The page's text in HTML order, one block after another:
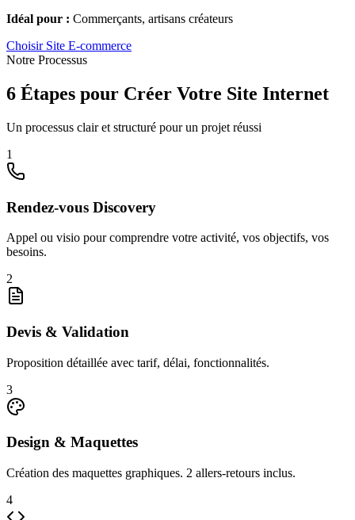
Idéal pour : Commerçants, artisans créateurs
Choisir Site E-commerce
Notre Processus
6 Étapes pour Créer Votre Site Internet
Un processus clair et structuré pour un projet réussi
1
Rendez-vous Discovery
Appel ou visio pour comprendre votre activité, vos objectifs, vos
besoins.
2
Devis & Validation
Proposition détaillée avec tarif, délai, fonctionnalités.
3
Design & Maquettes
Création des maquettes graphiques. 2 allers-retours inclus.
4